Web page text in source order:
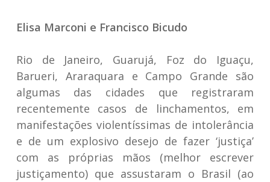
Elisa Marconi e Francisco Bicudo
Rio de Janeiro, Guarujá, Foz do Iguaçu,
Barueri, Araraquara e Campo Grande são
algumas das cidades que registraram
recentemente casos de linchamentos, em
manifestações violentíssimas de intolerância
e de um explosivo desejo de fazer ‘justiça’
com as próprias mãos (melhor escrever
justiçamento) que assustaram o Brasil (ao